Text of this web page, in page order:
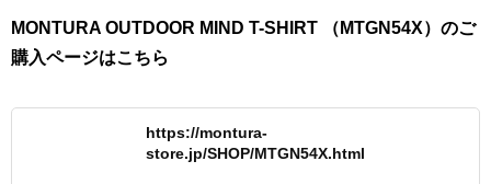
MONTURA OUTDOOR MIND T-SHIRT （MTGN54X）のご
購入ページはこちら
https://montura-
store.jp/SHOP/MTGN54X.html